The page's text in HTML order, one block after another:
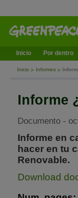
Inicio Por dentro
Inicio Informes
Informe
Documento -
Informe en
hacer en tu
Renovable.
Download